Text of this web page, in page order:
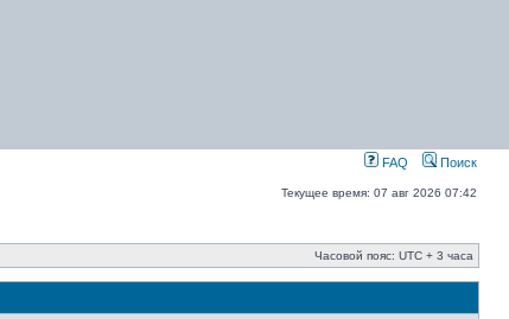
FAQ Поиск
Текущее время: 07 авг 2026 07:42
Часовой пояс: UTC + 3 часа